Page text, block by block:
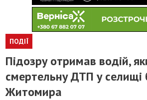
ПОДІЇ
Підозру отримав водій,
смертельну ДТП у селищі
Житомира